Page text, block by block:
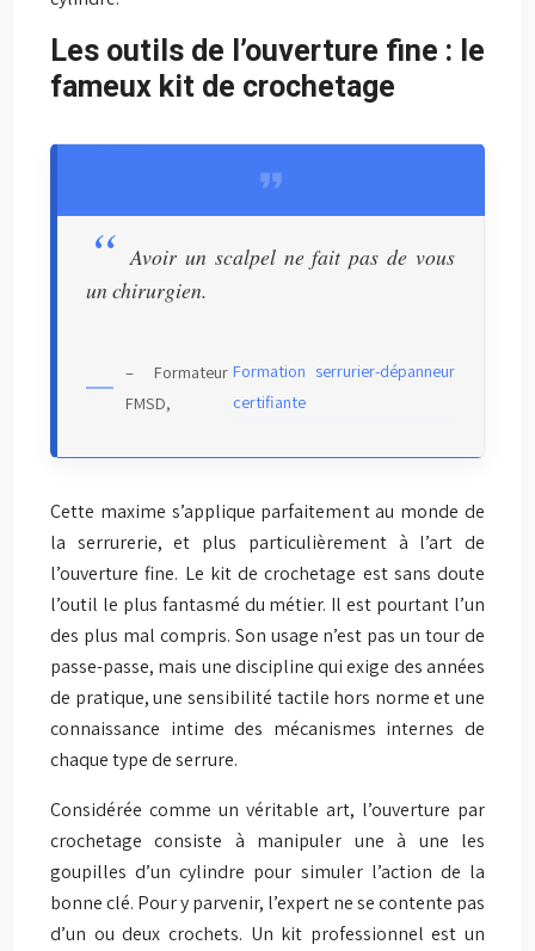
Les outils de l’ouverture fine : le
fameux kit de crochetage
Avoir un scalpel ne fait pas de vous
un chirurgien.
– Formateur
FMSD,
Formation serrurier-dépanneur
certifiante
Cette maxime s’applique parfaitement au monde de
la serrurerie, et plus particulièrement à l’art de
l’ouverture fine. Le kit de crochetage est sans doute
l’outil le plus fantasmé du métier. Il est pourtant l’un
des plus mal compris. Son usage n’est pas un tour de
passe-passe, mais une discipline qui exige des années
de pratique, une sensibilité tactile hors norme et une
connaissance intime des mécanismes internes de
chaque type de serrure.
Considérée comme un véritable art, l’ouverture par
crochetage consiste à manipuler une à une les
goupilles d’un cylindre pour simuler l’action de la
bonne clé. Pour y parvenir, l’expert ne se contente pas
d’un ou deux crochets. Un kit professionnel est un